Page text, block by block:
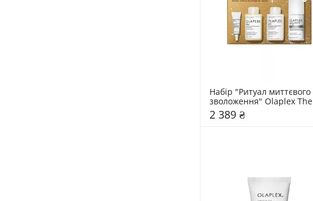
Набір "Ритуал миттєвого
зволоження" Olaplex The
Instant Hydratation Set
2 389 ₴